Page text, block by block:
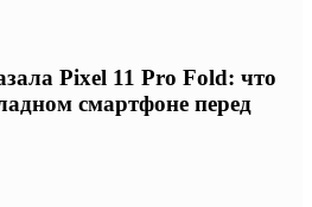
Pixel 11 Pro Fold: что
смартфоне перед